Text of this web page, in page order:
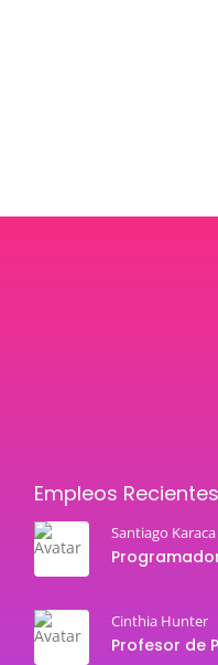
Empleos Recientes
Santiago Karaca
Cinthia Hunter